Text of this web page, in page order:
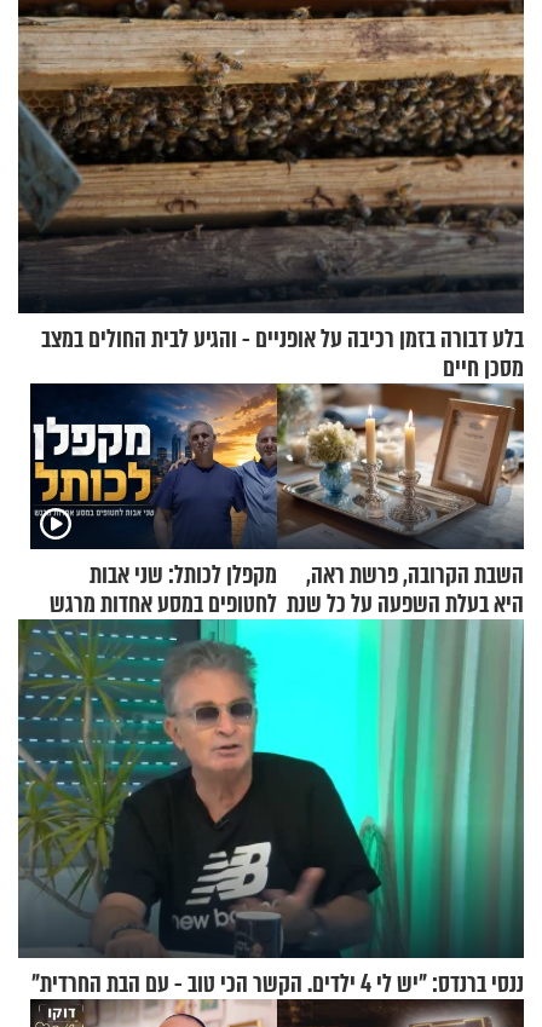
בלע דבורה בזמן רכיבה על אופניים - והגיע לבית החולים במצב
מסכן חיים
השבת הקרובה, פרשת ראה,
היא בעלת השפעה על כל שנת
תשפ"ז
מקפלן לכותל: שני אבות
לחטופים במסע אחדות מרגש
ננסי ברנדס: "יש לי 4 ילדים. הקשר הכי טוב - עם הבת החרדית"